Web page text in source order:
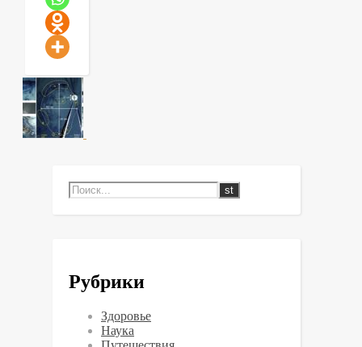
Рубрики
Здоровье
Наука